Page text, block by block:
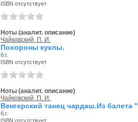
ISBN отсутствует
Ноты (аналит. описание)
Чайковский, П. И.
Похороны куклы.
б.г.
ISBN отсутствует
Ноты (аналит. описание)
Чайковский, П. И.
Венгерский танец чардаш.Из балета
б.г.
ISBN отсутствует